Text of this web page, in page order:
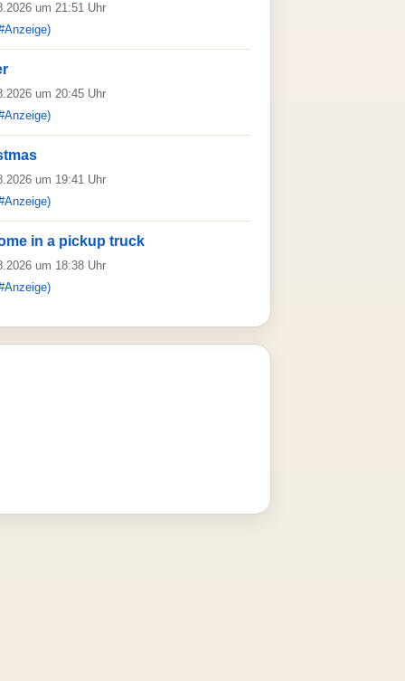
um 21:51 Uhr
um 20:45 Uhr
um 19:41 Uhr
in a pickup truck
um 18:38 Uhr